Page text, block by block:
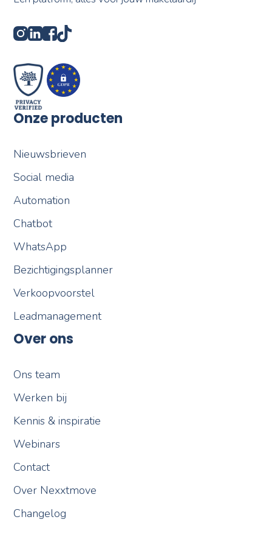
Onze producten
Nieuwsbrieven
Social media
Automation
Chatbot
WhatsApp
Bezichtigingsplanner
Verkoopvoorstel
Leadmanagement
Over ons
Ons team
Werken bij
Kennis & inspiratie
Webinars
Contact
Over Nexxtmove
Changelog